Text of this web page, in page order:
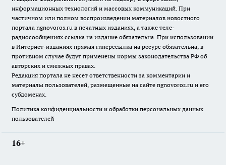
информационных технологий и массовых коммуникаций. При
частичном или полном воспроизведении материалов новостного
портала ngnovoros.ru в печатных изданиях, а также теле-
радиосообщениях ссылка на издание обязательна. При использовании
в Интернет-изданиях прямая гиперссылка на ресурс обязательна, в
противном случае будут применены нормы законодательства РФ об
авторских и смежных правах.
Редакция портала не несет ответственности за комментарии и
материалы пользователей, размещенные на сайте ngnovoros.ru и его
субдоменах.
Политика конфиденциальности и обработки персональных данных
пользователей
16+